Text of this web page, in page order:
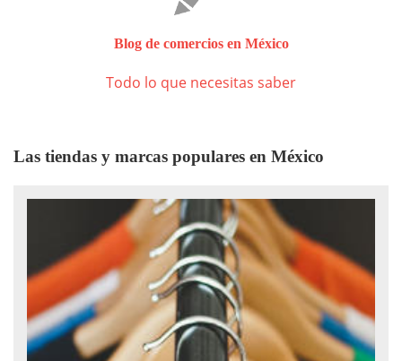
Blog de comercios en México
Todo lo que necesitas saber
Las tiendas y marcas populares en México